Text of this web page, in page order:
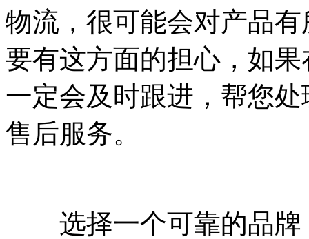
物流，很可能会对产品
要有这方面的担心，如
一定会及时跟进，帮您
售后服务。
选择一个可靠的品牌